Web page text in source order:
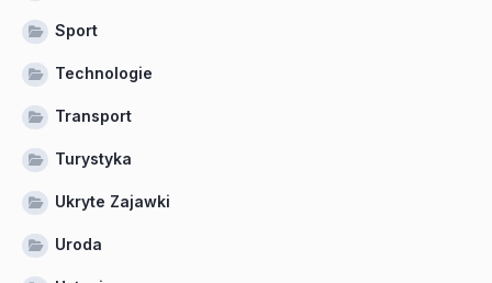
Sport
Technologie
Transport
Turystyka
Ukryte Zajawki
Uroda